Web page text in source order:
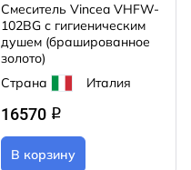
Смеситель Vincea VHFW-
102BG с гигиеническим
душем (брашированное
золото)
Страна
Италия
16570 q
В корзину